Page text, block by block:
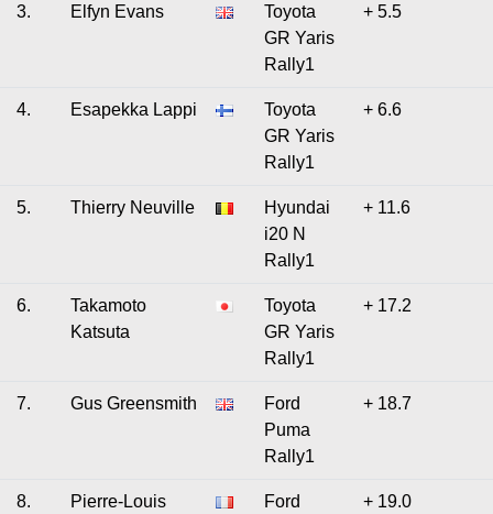
3. Elfyn Evans
Toyota
GR Yaris
Rally1
+ 5.5
4. Esapekka Lappi
Toyota
GR Yaris
Rally1
+ 6.6
5. Thierry Neuville
Hyundai
i20 N
Rally1
+ 11.6
6.
Takamoto
Katsuta
Toyota
GR Yaris
Rally1
+ 17.2
7. Gus Greensmith
Ford
Puma
Rally1
+ 18.7
8.
Pierre-Louis
Ford
+ 19.0